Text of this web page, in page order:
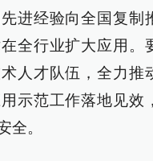
进经验向全国复制
全行业扩大应用。
人才队伍，全力推
示范工作落地见效
全。